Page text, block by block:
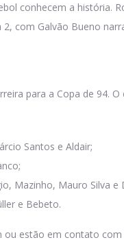
conhecem a história.
com Galvão Bueno
para a Copa de 94.
Santos e Aldair;
Mazinho, Mauro Silva e
e Bebeto.
ou estão em contato